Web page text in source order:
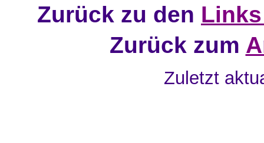
Zurück zu den
Zurück zum
Zuletzt